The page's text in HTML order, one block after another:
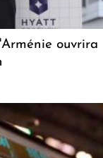
ouvrira